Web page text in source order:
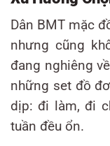
Dân BMT mặc
nhưng cũng
đang nghiêng
những set đồ
dịp: đi làm, đi
tuần đều ổn.